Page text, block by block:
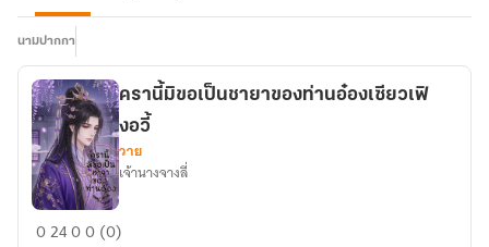
นามปากกา
ครา
ครานี้มิขอเป็นชายาของท่านอ๋องเซียวเฟิ
งอวี้
วาย
เจ้านางจางลี่
02400 (0)